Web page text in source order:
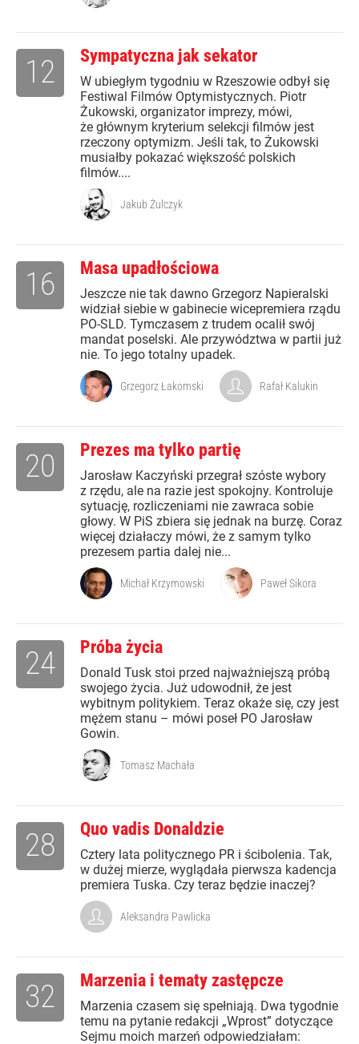
Sympatyczna jak sekator
W ubiegłym tygodniu w Rzeszowie odbył się
Festiwal Filmów Optymistycznych. Piotr
Żukowski, organizator imprezy, mówi,
że głównym kryterium selekcji filmów jest
rzeczony optymizm. Jeśli tak, to Żukowski
musiałby pokazać większość polskich
filmów....
12
Jakub Żulczyk
Masa upadłościowa
Jeszcze nie tak dawno Grzegorz Napieralski
widział siebie w gabinecie wicepremiera rządu
PO-SLD. Tymczasem z trudem ocalił swój
mandat poselski. Ale przywództwa w partii już
nie. To jego totalny upadek.
16
Grzegorz Łakomski Rafał Kalukin
Prezes ma tylko partię
Jarosław Kaczyński przegrał szóste wybory
z rzędu, ale na razie jest spokojny. Kontroluje
sytuację, rozliczeniami nie zawraca sobie
głowy. W PiS zbiera się jednak na burzę. Coraz
więcej działaczy mówi, że z samym tylko
prezesem partia dalej nie...
20
Michał Krzymowski Paweł Sikora
Próba życia
Donald Tusk stoi przed najważniejszą próbą
swojego życia. Już udowodnił, że jest
wybitnym politykiem. Teraz okaże się, czy jest
mężem stanu – mówi poseł PO Jarosław
Gowin.
24
Tomasz Machała
Quo vadis Donaldzie
Cztery lata politycznego PR i ścibolenia. Tak,
w dużej mierze, wyglądała pierwsza kadencja
premiera Tuska. Czy teraz będzie inaczej?
28
Aleksandra Pawlicka
Marzenia i tematy zastępcze
Marzenia czasem się spełniają. Dwa tygodnie
temu na pytanie redakcji „Wprost” dotyczące
Sejmu moich marzeń odpowiedziałam:
32